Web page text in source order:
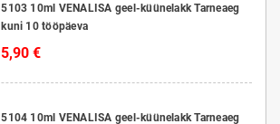
5103 10ml VENALISA geel-küünelakk Tarneaeg
kuni 10 tööpäeva
5,90 €
5104 10ml VENALISA geel-küünelakk Tarneaeg